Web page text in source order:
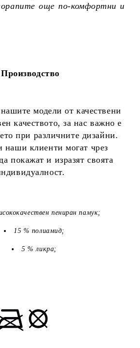
още по-комфортни и
Производство
модели от качествени
качеството, за нас важно е
при различните дизайни.
наши клиенти могат чрез
покажат и изразят своята
пениран памук;
15 % полиамид;
5 % ликра;